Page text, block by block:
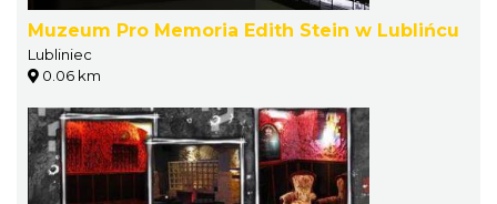
Muzeum Pro Memoria Edith Stein w Lublińcu
Lubliniec
0.06 km